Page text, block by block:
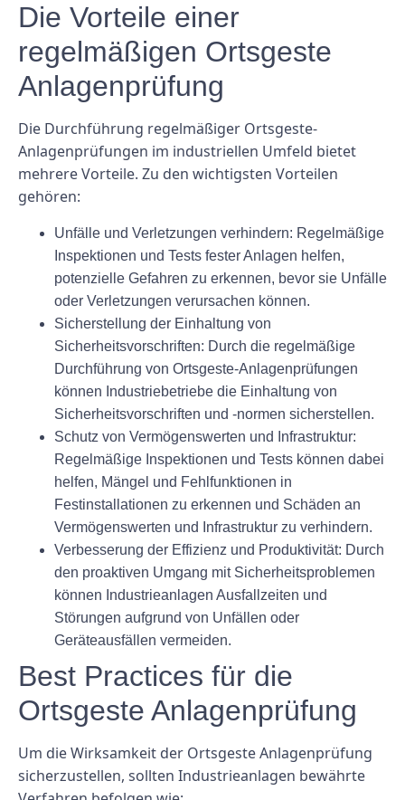
Die Vorteile einer
regelmäßigen Ortsgeste
Anlagenprüfung
Die Durchführung regelmäßiger Ortsgeste-
Anlagenprüfungen im industriellen Umfeld bietet
mehrere Vorteile. Zu den wichtigsten Vorteilen
gehören:
Unfälle und Verletzungen verhindern: Regelmäßige
Inspektionen und Tests fester Anlagen helfen,
potenzielle Gefahren zu erkennen, bevor sie Unfälle
oder Verletzungen verursachen können.
Sicherstellung der Einhaltung von
Sicherheitsvorschriften: Durch die regelmäßige
Durchführung von Ortsgeste-Anlagenprüfungen
können Industriebetriebe die Einhaltung von
Sicherheitsvorschriften und -normen sicherstellen.
Schutz von Vermögenswerten und Infrastruktur:
Regelmäßige Inspektionen und Tests können dabei
helfen, Mängel und Fehlfunktionen in
Festinstallationen zu erkennen und Schäden an
Vermögenswerten und Infrastruktur zu verhindern.
Verbesserung der Effizienz und Produktivität: Durch
den proaktiven Umgang mit Sicherheitsproblemen
können Industrieanlagen Ausfallzeiten und
Störungen aufgrund von Unfällen oder
Geräteausfällen vermeiden.
Best Practices für die
Ortsgeste Anlagenprüfung
Um die Wirksamkeit der Ortsgeste Anlagenprüfung
sicherzustellen, sollten Industrieanlagen bewährte